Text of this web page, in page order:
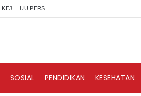
KEJ UU PERS
SOSIAL PENDIDIKAN KESEHATAN